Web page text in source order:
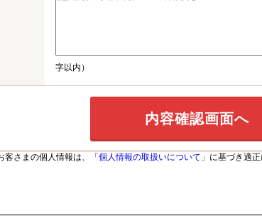
字以内）
さまの個人情報は、 「個人情報の取扱いについて」 に基づき適